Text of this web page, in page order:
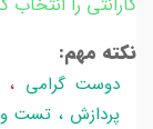
نکته مهم:
دوست گرامی ،
پردازش ، تست و